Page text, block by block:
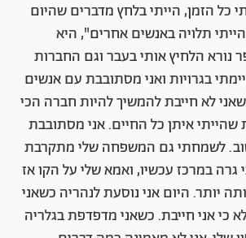
כל הזמן, הייתי בלחץ מדברים שהיום
תלויה באנשים אחרים", היא
הלחיץ אותי בעבר וגם החברות
בגרויות ואני מסתובבת עם אנשים
לא חייבת להמשיך להיות חברה הכי
שהייתי איתן כל החיים. אני מסתובבת
לשמחתי גם המשפחה שלי מתקרבת
גרה במרכז עכשיו, ואמא שלי על הקו אז
יותר. היום אני נוסעת לנהריה כשאני
כי אני חייבת. כשאני מדפדפת בגלריה